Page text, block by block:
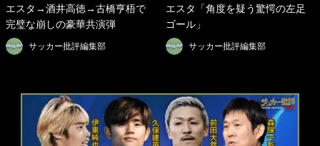
エスタ→酒井高徳→古橋亨梧で
完璧な崩しの豪華共演弾
サッカー批評編集部
エスタ「角度を疑う驚愕の左足
ゴール」
サッカー批評編集部